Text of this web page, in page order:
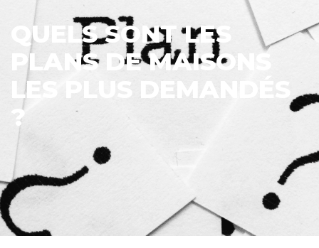
QUELS SONT LES
PLANS DE MAISONS
LES PLUS DEMANDÉS
?